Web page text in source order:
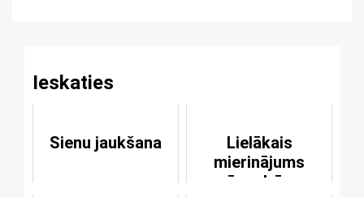
Ieskaties
Sienu jaukšana
Lielākais
mierinājums
mūsu dzīves